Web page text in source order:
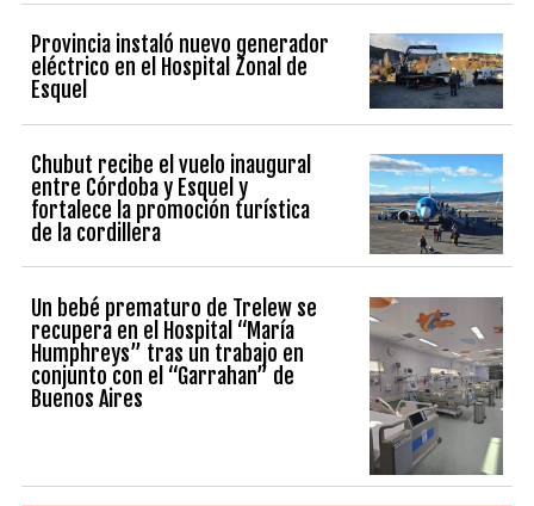
Provincia instaló nuevo generador
eléctrico en el Hospital Zonal de
Esquel
Chubut recibe el vuelo inaugural
entre Córdoba y Esquel y
fortalece la promoción turística
de la cordillera
Un bebé prematuro de Trelew se
recupera en el Hospital “María
Humphreys” tras un trabajo en
conjunto con el “Garrahan” de
Buenos Aires